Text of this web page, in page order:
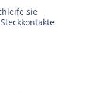
sie